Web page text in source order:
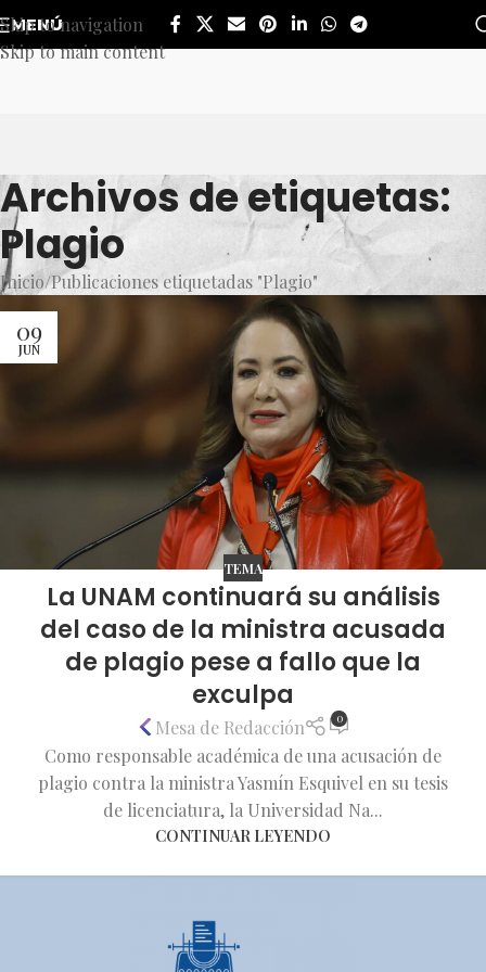
Skip to navigation
Skip to main content
MENÚ
Archivos de etiquetas:
Plagio
Inicio Publicaciones etiquetadas "Plagio"
09
JUN
TEMA
La UNAM continuará su análisis
del caso de la ministra acusada
de plagio pese a fallo que la
exculpa
Mesa de Redacción 0
Como responsable académica de una acusación de
plagio contra la ministra Yasmín Esquivel en su tesis
de licenciatura, la Universidad Na...
CONTINUAR LEYENDO